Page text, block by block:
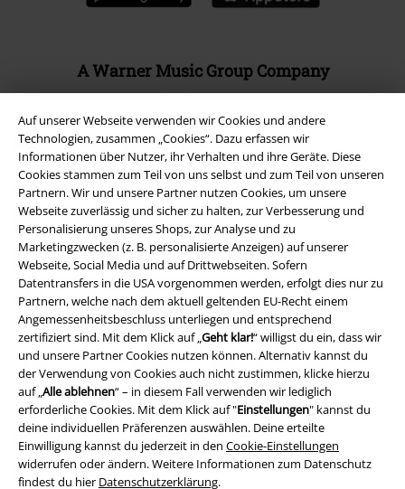
Auf unserer Webseite verwenden wir Cookies und andere
Technologien, zusammen „Cookies“. Dazu erfassen wir
Informationen über Nutzer, ihr Verhalten und ihre Geräte. Diese
Cookies stammen zum Teil von uns selbst und zum Teil von unseren
Partnern. Wir und unsere Partner nutzen Cookies, um unsere
Webseite zuverlässig und sicher zu halten, zur Verbesserung und
Personalisierung unseres Shops, zur Analyse und zu
Marketingzwecken (z. B. personalisierte Anzeigen) auf unserer
Webseite, Social Media und auf Drittwebseiten. Sofern
Datentransfers in die USA vorgenommen werden, erfolgt dies nur zu
Partnern, welche nach dem aktuell geltenden EU-Recht einem
Angemessenheitsbeschluss unterliegen und entsprechend
zertifiziert sind. Mit dem Klick auf „Geht klar!“ willigst du ein, dass wir
und unsere Partner Cookies nutzen können. Alternativ kannst du
der Verwendung von Cookies auch nicht zustimmen, klicke hierzu
auf „Alle ablehnen“ – in diesem Fall verwenden wir lediglich
erforderliche Cookies. Mit dem Klick auf "Einstellungen" kannst du
deine individuellen Präferenzen auswählen. Deine erteilte
Einwilligung kannst du jederzeit in den Cookie-Einstellungen
widerrufen oder ändern. Weitere Informationen zum Datenschutz
findest du hier Datenschutzerklärung.
A Warner Music Group Company
Rechtliches
AGB
Impressum
Datenschutz